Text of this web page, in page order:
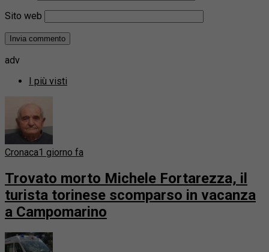
Sito web
adv
I più visti
Cronaca1 giorno fa
Trovato morto Michele Fortarezza, il
turista torinese scomparso in vacanza
a Campomarino